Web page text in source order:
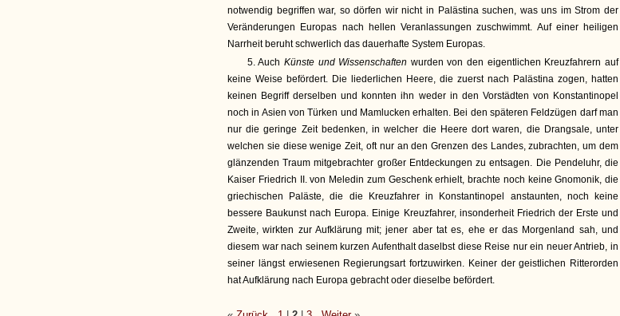
notwendig begriffen war, so dörfen wir nicht in Palästina suchen, was uns im Strom der
Veränderungen Europas nach hellen Veranlassungen zuschwimmt. Auf einer heiligen
Narrheit beruht schwerlich das dauerhafte System Europas.
5. Auch Künste und Wissenschaften wurden von den eigentlichen Kreuzfahrern auf
keine Weise befördert. Die liederlichen Heere, die zuerst nach Palästina zogen, hatten
keinen Begriff derselben und konnten ihn weder in den Vorstädten von Konstantinopel
noch in Asien von Türken und Mamlucken erhalten. Bei den späteren Feldzügen darf man
nur die geringe Zeit bedenken, in welcher die Heere dort waren, die Drangsale, unter
welchen sie diese wenige Zeit, oft nur an den Grenzen des Landes, zubrachten, um dem
glänzenden Traum mitgebrachter großer Entdeckungen zu entsagen. Die Pendeluhr, die
Kaiser Friedrich II. von Meledin zum Geschenk erhielt, brachte noch keine Gnomonik, die
griechischen Paläste, die die Kreuzfahrer in Konstantinopel anstaunten, noch keine
bessere Baukunst nach Europa. Einige Kreuzfahrer, insonderheit Friedrich der Erste und
Zweite, wirkten zur Aufklärung mit; jener aber tat es, ehe er das Morgenland sah, und
diesem war nach seinem kurzen Aufenthalt daselbst diese Reise nur ein neuer Antrieb, in
seiner längst erwiesenen Regierungsart fortzuwirken. Keiner der geistlichen Ritterorden
hat Aufklärung nach Europa gebracht oder dieselbe befördert.